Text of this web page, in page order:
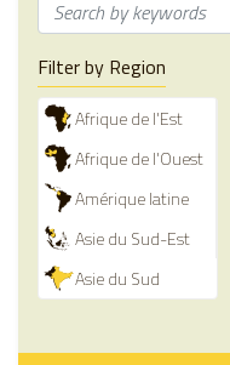
Filter by Region
Afrique de l'Est
Afrique de l'Ouest
Amérique latine
Asie du Sud-Est
Asie du Sud